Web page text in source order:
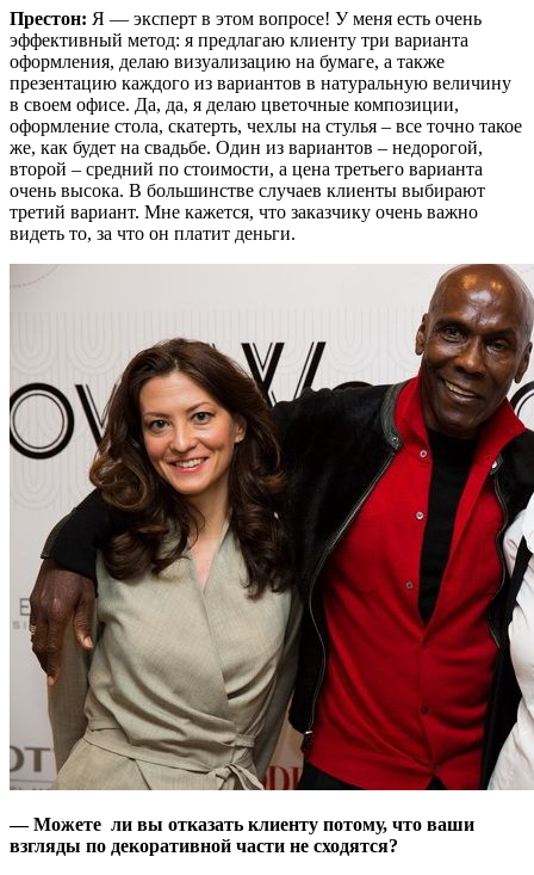
Престон: Я — эксперт в этом вопросе! У меня есть очень
эффективный метод: я предлагаю клиенту три варианта
оформления, делаю визуализацию на бумаге, а также
презентацию каждого из вариантов в натуральную величину
в своем офисе. Да, да, я делаю цветочные композиции,
оформление стола, скатерть, чехлы на стулья – все точно такое
же, как будет на свадьбе. Один из вариантов – недорогой,
второй – средний по стоимости, а цена третьего варианта
очень высока. В большинстве случаев клиенты выбирают
третий вариант. Мне кажется, что заказчику очень важно
видеть то, за что он платит деньги.
— Можете ли вы отказать клиенту потому, что ваши
взгляды по декоративной части не сходятся?